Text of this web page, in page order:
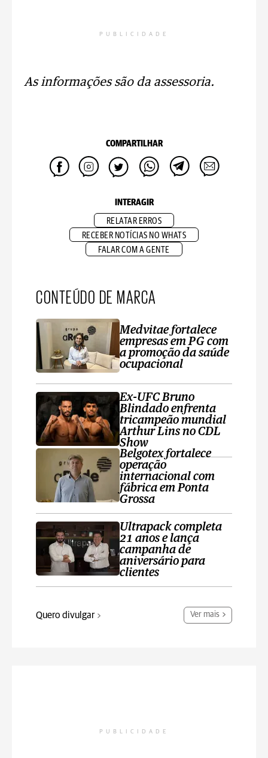
PUBLICIDADE
As informações são da assessoria.
COMPARTILHAR
INTERAGIR
RELATAR ERROS
RECEBER NOTÍCIAS NO WHATS
FALAR COM A GENTE
CONTEÚDO DE MARCA
Medvitae fortalece
empresas em PG com
a promoção da saúde
ocupacional
Ex-UFC Bruno
Blindado enfrenta
tricampeão mundial
Arthur Lins no CDL
Show
Belgotex fortalece
operação
internacional com
fábrica em Ponta
Grossa
Ultrapack completa
21 anos e lança
campanha de
aniversário para
clientes
Quero divulgar Ver mais
PUBLICIDADE